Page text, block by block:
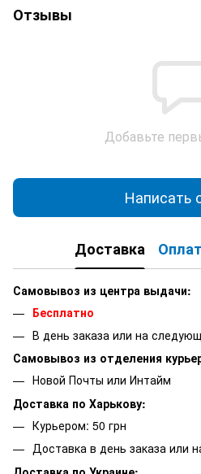
Отзывы
Добавьте
Написать
Доставка
Самовывоз из центра выдачи:
Бесплатно
В день заказа или на
Самовывоз из отделения
Новой Почты или Интайм
Доставка по Харькову:
Курьером: 50 грн
Доставка в день заказа или